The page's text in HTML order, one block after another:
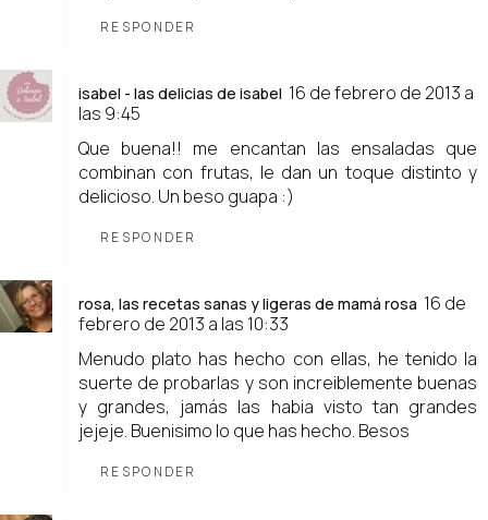
RESPONDER
isabel - las delicias de isabel 16 de febrero de 2013 a
las 9:45
Que buena!! me encantan las ensaladas que
combinan con frutas, le dan un toque distinto y
delicioso. Un beso guapa :)
RESPONDER
rosa, las recetas sanas y ligeras de mamá rosa 16 de
febrero de 2013 a las 10:33
Menudo plato has hecho con ellas, he tenido la
suerte de probarlas y son increiblemente buenas
y grandes, jamás las habia visto tan grandes
jejeje. Buenisimo lo que has hecho. Besos
RESPONDER